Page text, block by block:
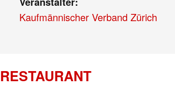
Kaufmännischer Verband Zürich
RESTAURANT